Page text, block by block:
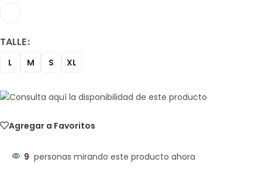
TALLE
L M S XL
Agregar a Favoritos
9 personas mirando este producto ahora